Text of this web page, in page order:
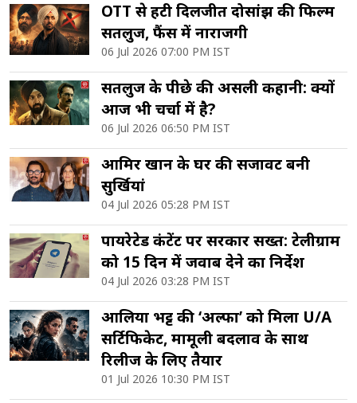
OTT से हटी दिलजीत दोसांझ की फिल्म
सतलुज, फैंस में नाराजगी
06 Jul 2026 07:00 PM IST
सतलुज के पीछे की असली कहानी: क्यों
आज भी चर्चा में है?
06 Jul 2026 06:50 PM IST
आमिर खान के घर की सजावट बनी
सुर्खियां
04 Jul 2026 05:28 PM IST
पायरेटेड कंटेंट पर सरकार सख्त: टेलीग्राम
को 15 दिन में जवाब देने का निर्देश
04 Jul 2026 03:28 PM IST
आलिया भट्ट की ‘अल्फा’ को मिला U/A
सर्टिफिकेट, मामूली बदलाव के साथ
रिलीज के लिए तैयार
01 Jul 2026 10:30 PM IST